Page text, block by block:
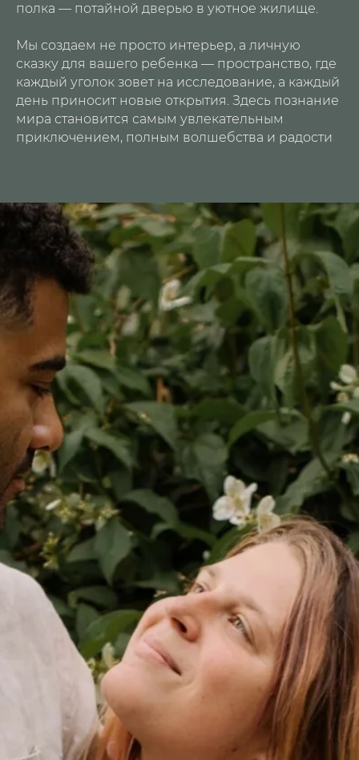
полка — потайной дверью в уютное жилище.
Мы создаем не просто интерьер, а личную
сказку для вашего ребенка — пространство, где
каждый уголок зовет на исследование, а каждый
день приносит новые открытия. Здесь познание
мира становится самым увлекательным
приключением, полным волшебства и радости